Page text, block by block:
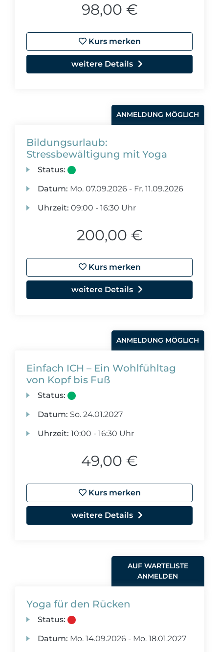
98,00 €
Kurs merken
weitere Details
ANMELDUNG MÖGLICH
Bildungsurlaub:
Stressbewältigung mit Yoga
Status:
Datum: Mo. 07.09.2026 - Fr. 11.09.2026
Uhrzeit: 09:00 - 16:30 Uhr
200,00 €
Kurs merken
weitere Details
ANMELDUNG MÖGLICH
Einfach ICH – Ein Wohlfühltag
von Kopf bis Fuß
Status:
Datum: So. 24.01.2027
Uhrzeit: 10:00 - 16:30 Uhr
49,00 €
Kurs merken
weitere Details
AUF WARTELISTE
ANMELDEN
Yoga für den Rücken
Status:
Datum: Mo. 14.09.2026 - Mo. 18.01.2027